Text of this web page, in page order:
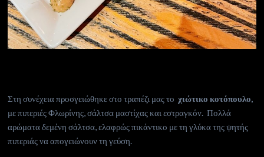
Στη συνέχεια προσγειώθηκε στο τραπέζι μας τοχιώτικο κοτόπουλο,
με πιπεριές Φλωρίνης, σάλτσα μαστίχας και εστραγκόν. Πολλά
αρώματα δεμένη σάλτσα, ελαφρώς πικάντικο με τη γλύκα της ψητής
πιπεριάς να απογειώνουν τη γεύση.